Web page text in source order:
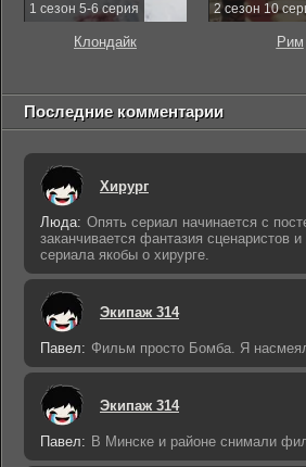
1 сезон 5-6 серия
Клондайк
2 сезон 10
Рим
Последние комментарии
Хирург
Люда: Опять сериал начинается с
заканчивается фантазия сценаристов
сериала якобы о хирурге.
Экипаж 314
Павел: Фильм просто Бомба. Я
Экипаж 314
Павел: В Минске и районе снимали